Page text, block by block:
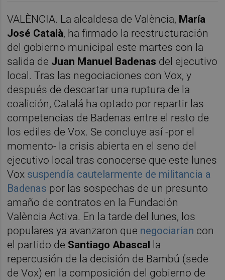
VALÈNCIA. La alcaldesa de València, María
José Català, ha firmado la reestructuración
del gobierno municipal este martes con la
salida de Juan Manuel Badenas del ejecutivo
local. Tras las negociaciones con Vox, y
después de descartar una ruptura de la
coalición, Catalá ha optado por repartir las
competencias de Badenas entre el resto de
los ediles de Vox. Se concluye así -por el
momento- la crisis abierta en el seno del
ejecutivo local tras conocerse que este lunes
Vox suspendía cautelarmente de militancia a
Badenas por las sospechas de un presunto
amaño de contratos en la Fundación
València Activa. En la tarde del lunes, los
populares ya avanzaron que negociarían con
el partido de Santiago Abascal la
repercusión de la decisión de Bambú (sede
de Vox) en la composición del gobierno de